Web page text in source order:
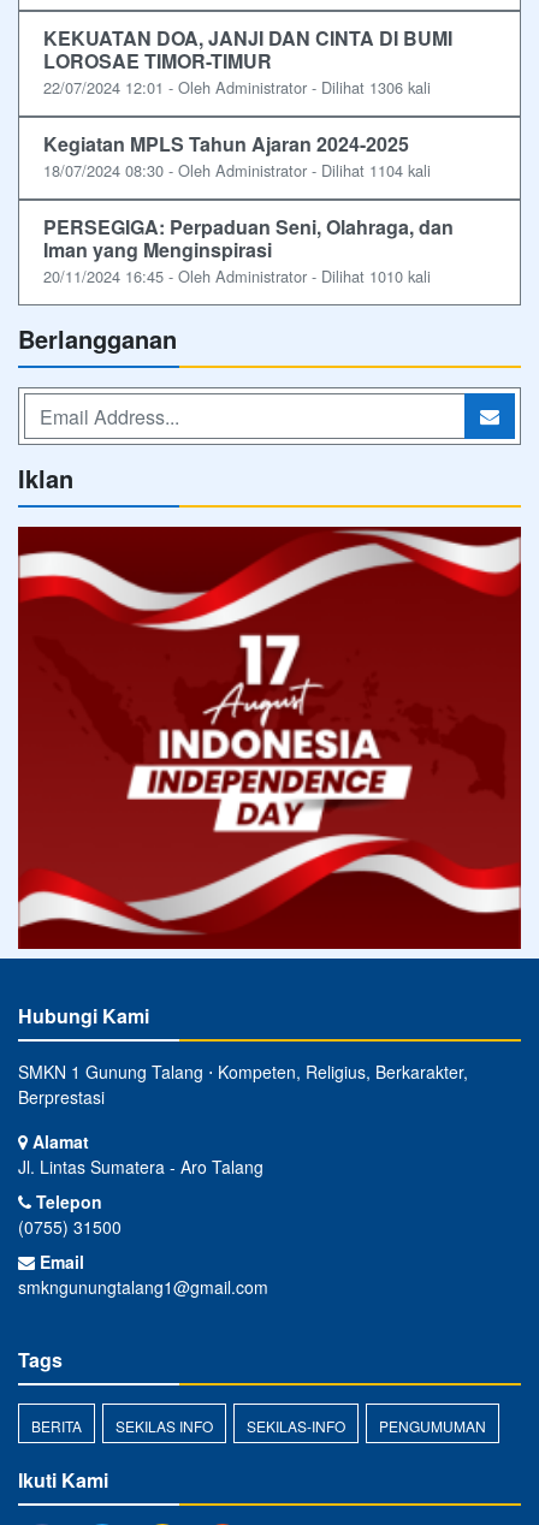
KEKUATAN DOA, JANJI DAN CINTA DI BUMI
LOROSAE TIMOR-TIMUR
22/07/2024 12:01 - Oleh Administrator - Dilihat 1306 kali
Kegiatan MPLS Tahun Ajaran 2024-2025
18/07/2024 08:30 - Oleh Administrator - Dilihat 1104 kali
PERSEGIGA: Perpaduan Seni, Olahraga, dan
Iman yang Menginspirasi
20/11/2024 16:45 - Oleh Administrator - Dilihat 1010 kali
Berlangganan
Iklan
Hubungi Kami
SMKN 1 Gunung Talang ⋅ Kompeten, Religius, Berkarakter,
Berprestasi
Alamat
Jl. Lintas Sumatera - Aro Talang
Telepon
(0755) 31500
Email
smkngunungtalang1@gmail.com
Tags
BERITA SEKILAS INFO SEKILAS-INFO PENGUMUMAN
Ikuti Kami